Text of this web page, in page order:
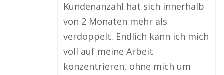
Kundenanzahl hat sich innerhalb
von 2 Monaten mehr als
verdoppelt. Endlich kann ich mich
voll auf meine Arbeit
konzentrieren, ohne mich um